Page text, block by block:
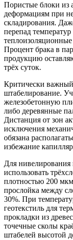
Пористые блоки из
деформациям при
складирования.
перепад
теплоизоляционные
Процент брака в
продукцию
трёх суток.
Критически
штабелирование.
железобетонную
либо деревянные
Дистанция от зон
исключения
обязана
избежание
Для нивелирования
использовать
плотностью 200
прослойка между
30%. При
геотекстиль для
прокладки из
точечные сколы
штабелей высотой